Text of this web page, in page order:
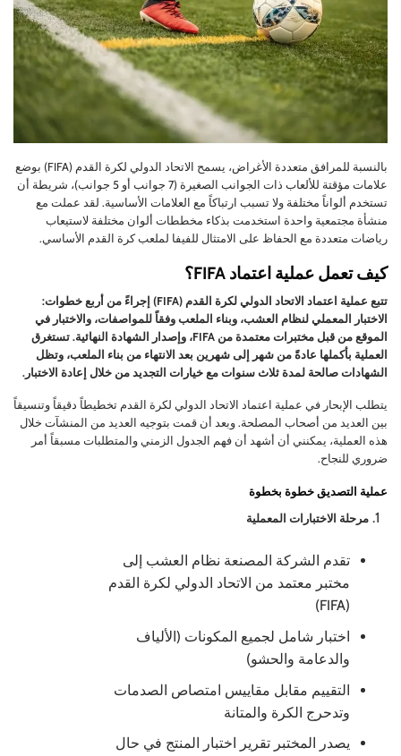
بالنسبة للمرافق متعددة الأغراض، يسمح الاتحاد الدولي لكرة القدم (FIFA) بوضع
علامات مؤقتة للألعاب ذات الجوانب الصغيرة (7 جوانب أو 5 جوانب)، شريطة أن
تستخدم ألواناً مختلفة ولا تسبب ارتباكاً مع العلامات الأساسية. لقد عملت مع
منشأة مجتمعية واحدة استخدمت بذكاء مخططات ألوان مختلفة لاستيعاب
رياضات متعددة مع الحفاظ على الامتثال للفيفا لملعب كرة القدم الأساسي.
كيف تعمل عملية اعتماد FIFA؟
تتبع عملية اعتماد الاتحاد الدولي لكرة القدم (FIFA) إجراءً من أربع خطوات:
الاختبار المعملي لنظام العشب، وبناء الملعب وفقاً للمواصفات، والاختبار في
الموقع من قبل مختبرات معتمدة من FIFA، وإصدار الشهادة النهائية. تستغرق
العملية بأكملها عادةً من شهر إلى شهرين بعد الانتهاء من بناء الملعب، وتظل
الشهادات صالحة لمدة ثلاث سنوات مع خيارات التجديد من خلال إعادة الاختبار.
يتطلب الإبحار في عملية اعتماد الاتحاد الدولي لكرة القدم تخطيطاً دقيقاً وتنسيقاً
بين العديد من أصحاب المصلحة. وبعد أن قمت بتوجيه العديد من المنشآت خلال
هذه العملية، يمكنني أن أشهد أن فهم الجدول الزمني والمتطلبات مسبقاً أمر
ضروري للنجاح.
عملية التصديق خطوة بخطوة
مرحلة الاختبارات المعملية
تقدم الشركة المصنعة نظام العشب إلى
مختبر معتمد من الاتحاد الدولي لكرة القدم
(FIFA)
اختبار شامل لجميع المكونات (الألياف
والدعامة والحشو)
التقييم مقابل مقاييس امتصاص الصدمات
وتدحرج الكرة والمتانة
يصدر المختبر تقرير اختبار المنتج في حال